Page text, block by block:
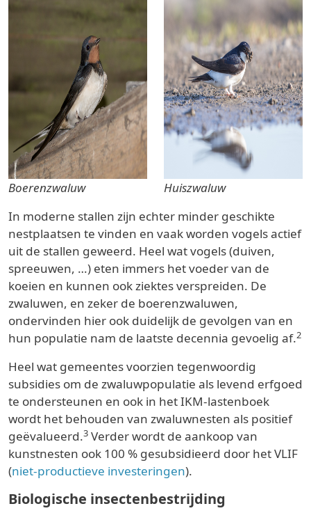
Boerenzwaluw
Huiszwaluw
In moderne stallen zijn echter minder geschikte
nestplaatsen te vinden en vaak worden vogels actief
uit de stallen geweerd. Heel wat vogels (duiven,
spreeuwen, …) eten immers het voeder van de
koeien en kunnen ook ziektes verspreiden. De
zwaluwen, en zeker de boerenzwaluwen,
ondervinden hier ook duidelijk de gevolgen van en
hun populatie nam de laatste decennia gevoelig af.2
Heel wat gemeentes voorzien tegenwoordig
subsidies om de zwaluwpopulatie als levend erfgoed
te ondersteunen en ook in het IKM-lastenboek
wordt het behouden van zwaluwnesten als positief
geëvalueerd.3 Verder wordt de aankoop van
kunstnesten ook 100 % gesubsidieerd door het VLIF
(niet-productieve investeringen).
Biologische insectenbestrijding